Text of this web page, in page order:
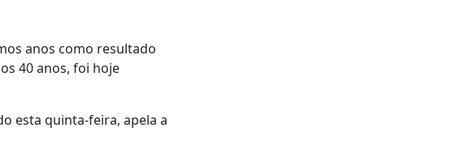
anos como resultado
40 anos, foi hoje
esta quinta-feira, apela a